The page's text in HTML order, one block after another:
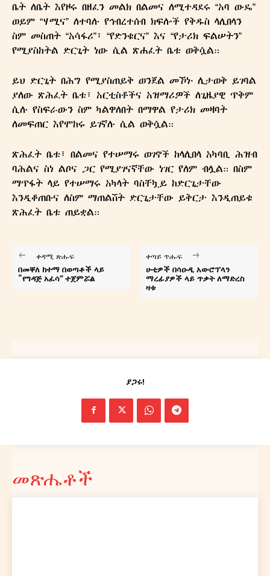
ቤት ለቤት እየዞሩ በዘፈን መልክ በልመና ለሚተዳደሩ “አባ ውዴ”
ወይም “ሃሚና” ለተባሉ የኅብረተሰብ ክፍሎች የቅዱስ ላሊበላን
ስም መስጠት “አሳፋሪ”፣ “የድንቁርና” እና “የታሪክ ፍልሠትን”
የሚያስከትል ድርጊት ነው ሲል ጽሐፈት ቤቱ ወቅሷል።
ይህ ድርጊት በሕግ የሚያስጠይቅ ወንጀል መኾኑ ሊታወቅ ይገባል
ያለው ጽሕፈት ቤቱ፣ አርቲስቶችና አዝማሪዎች ለጊዜያዊ ጥቅም
ሲሉ የስፍራውን ስም ካልዋለበት በማዋል የታሪክ መዛባት
ለመፍጠር እየሞከሩ ይገኛሉ ሲል ወቅሷል።
ጽሕፈት ቤቱ፣ በልመና የተሠማሩ ወገኖች ከላሊበላ አካባቢ ሕዝብ
ባሕልና ስነ ልቦና ጋር የሚያገናኛቸው ነገር የለም ብሏል። በስም
ማጥፋት ላይ የተሠማሩ አካላት ባስቸኳይ ከድርጊታቸው
እንዲቆጠቡና ለስም ማጠልሸት ድርጊታቸው ይቅርታ እንዲጠይቁ
ጽሕፈት ቤቱ ጠይቋል።
ቀዳሚ ጽሑፍ
በመቐለ ከተማ በወጣቶች ላይ
“የግዳጅ አፈሳ” ተጀምሯል
ቀጣይ ጥሑፍ
ሁቲዎች በሳዑዲ አውሮፕላን
ማረፊያዎች ላይ ጥቃት ለማድረስ
ዛቱ
ያጋሩ!
መጽሔቶች